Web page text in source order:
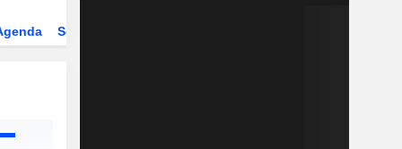
Secteur